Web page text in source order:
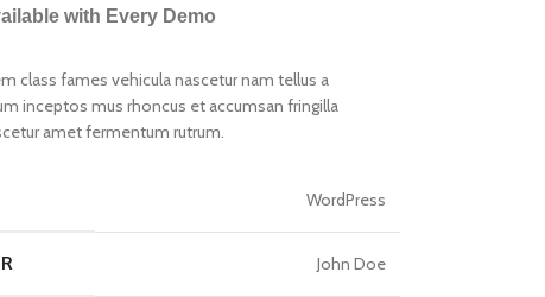
with Every Demo
class fames vehicula nascetur nam tellus a
inceptos mus rhoncus et accumsan fringilla
amet fermentum rutrum.
WordPress
John Doe